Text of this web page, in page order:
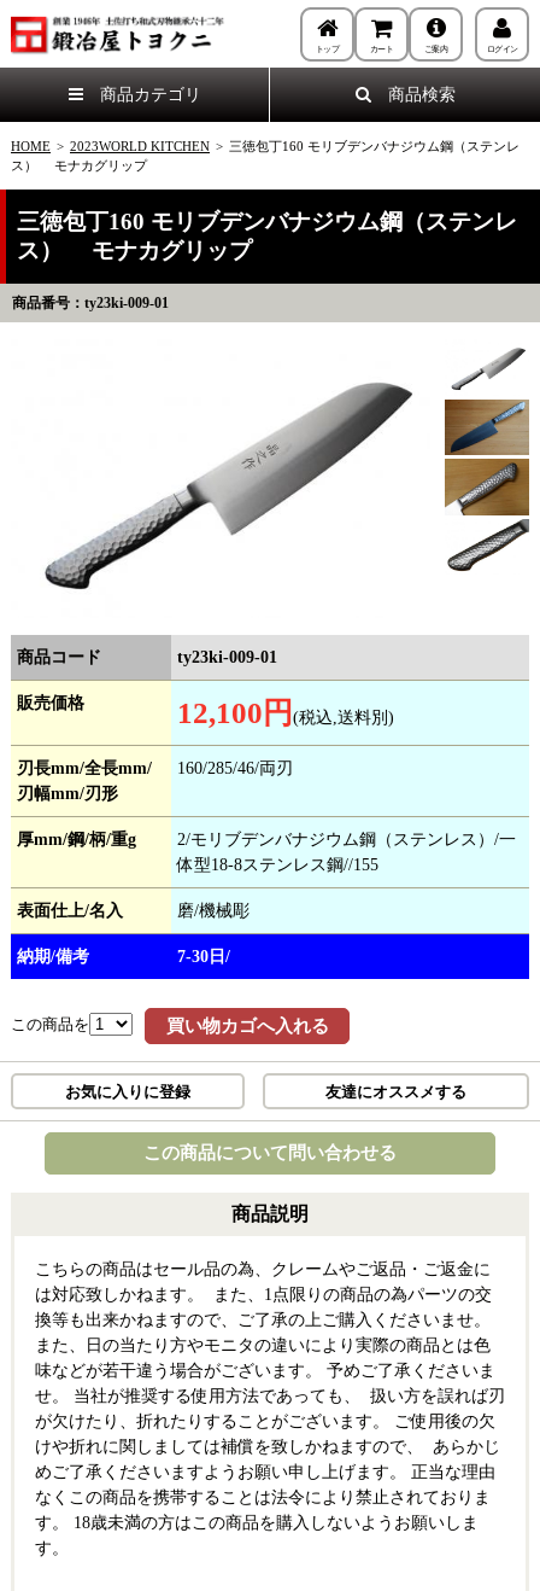
トップ カート ご案内 ログイン
商品カテゴリ 商品検索
HOME > 2023WORLD KITCHEN > 三徳包丁160 モリブデンバナジウム鋼（ステンレ
ス） モナカグリップ
三徳包丁160 モリブデンバナジウム鋼（ステンレ
ス） モナカグリップ
商品番号：ty23ki-009-01
商品コード ty23ki-009-01
販売価格 12,100円 (税込,送料別)
刃長mm/全長mm/
刃幅mm/刃形
160/285/46/両刃
厚mm/鋼/柄/重g
2/モリブデンバナジウム鋼（ステンレス）/一
体型18-8ステンレス鋼//155
表面仕上/名入 磨/機械彫
納期/備考 7-30日/
この商品を 買い物カゴへ入れる
お気に入りに登録 友達にオススメする
この商品について問い合わせる
商品説明
こちらの商品はセール品の為、クレームやご返品・ご返金に
は対応致しかねます。 また、1点限りの商品の為パーツの交
換等も出来かねますので、ご了承の上ご購入くださいませ。
また、日の当たり方やモニタの違いにより実際の商品とは色
味などが若干違う場合がございます。 予めご了承くださいま
せ。 当社が推奨する使用方法であっても、 扱い方を誤れば刃
が欠けたり、折れたりすることがございます。 ご使用後の欠
けや折れに関しましては補償を致しかねますので、 あらかじ
めご了承くださいますようお願い申し上げます。 正当な理由
なくこの商品を携帯することは法令により禁止されておりま
す。 18歳未満の方はこの商品を購入しないようお願いしま
す。